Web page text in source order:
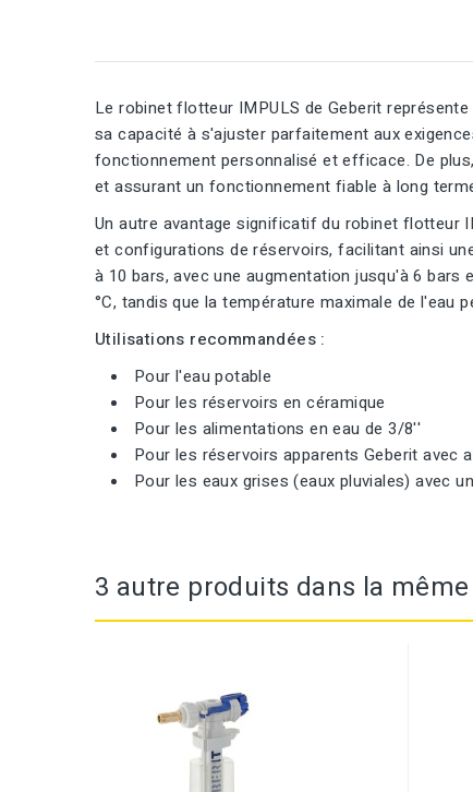
Le robinet flotteur IMPULS de Geberit
sa capacité à s'ajuster parfaitement aux
fonctionnement personnalisé et efficace. De
et assurant un fonctionnement fiable à long
Un autre avantage significatif du robinet flotteur
et configurations de réservoirs, facilitant ainsi
à 10 bars, avec une augmentation jusqu'à 6
°C, tandis que la température maximale de l'eau
Utilisations recommandées :
Pour l'eau potable
Pour les réservoirs en céramique
Pour les alimentations en eau de 3/8''
Pour les réservoirs apparents Geberit avec
Pour les eaux grises (eaux pluviales) avec
3 autre produits dans la